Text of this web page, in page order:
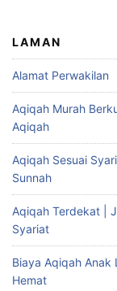
LAMAN
Alamat Perwakilan
Aqiqah Murah
Aqiqah
Aqiqah Sesuai
Sunnah
Aqiqah Terdekat |
Syariat
Biaya Aqiqah Anak
Hemat